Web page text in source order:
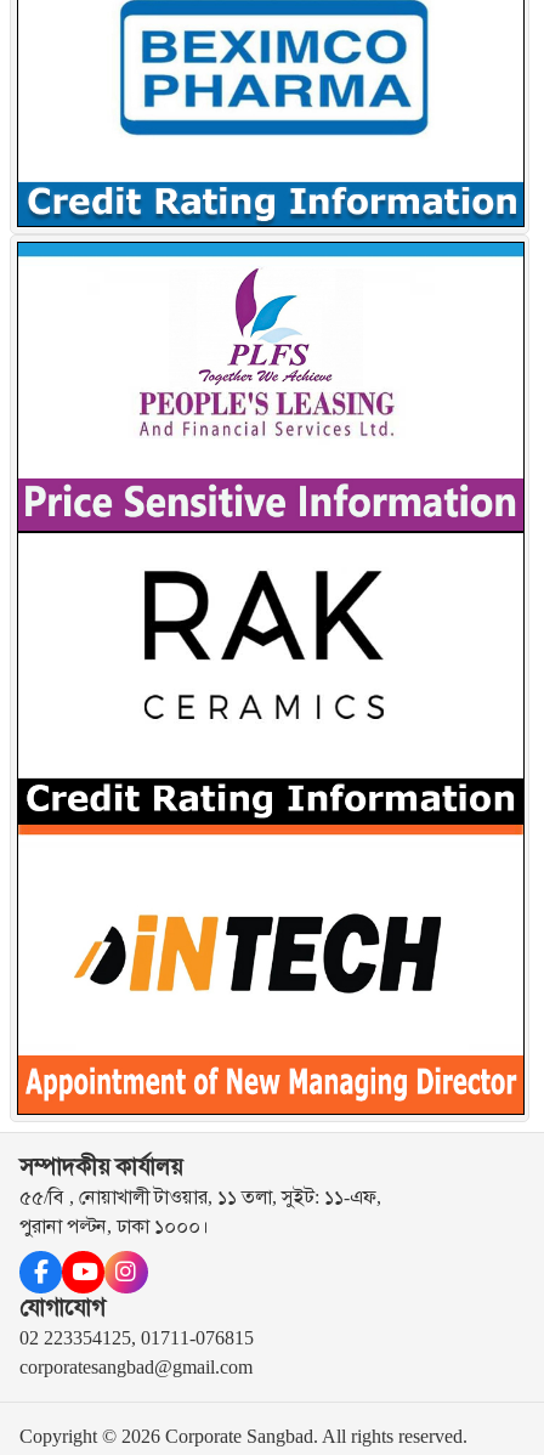
সম্পাদকীয় কার্যালয়
৫৫/বি , নোয়াখালী টাওয়ার, ১১ তলা, সুইট: ১১-এফ,
পুরানা পল্টন, ঢাকা ১০০০।
যোগাযোগ
02 223354125, 01711-076815
corporatesangbad@gmail.com
Copyright © 2026 Corporate Sangbad. All rights reserved.